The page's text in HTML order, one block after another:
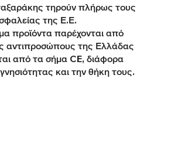
τηρούν πλήρως τους
της Ε.Ε.
προϊόντα παρέχονται από
αντιπροσώπους της Ελλάδας
από τα σήμα CE, διάφορα
και την θήκη τους.